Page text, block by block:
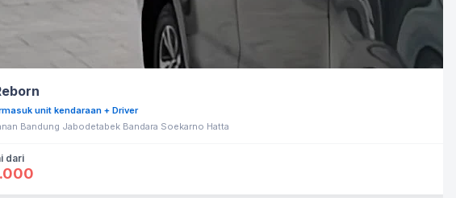
unit kendaraan + Driver
Bandung Jabodetabek Bandara Soekarno Hatta
dari